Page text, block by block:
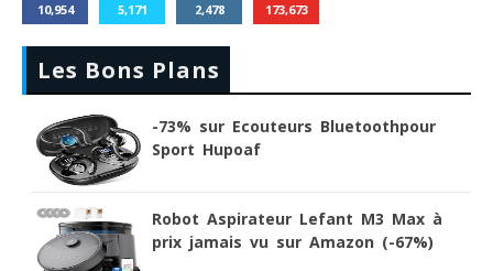
10,954 5,171 2,478 173,673
Les Bons Plans
-73% sur Ecouteurs Bluetoothpour
Sport Hupoaf
Robot Aspirateur Lefant M3 Max à
prix jamais vu sur Amazon (-67%)